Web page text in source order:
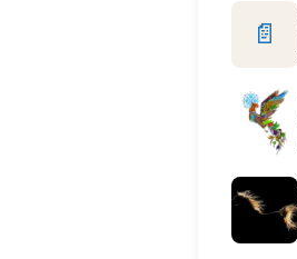
📄